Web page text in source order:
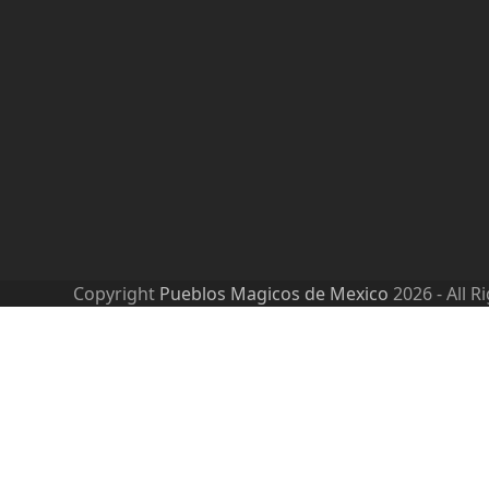
Copyright Pueblos Magicos de Mexico 2026 - All